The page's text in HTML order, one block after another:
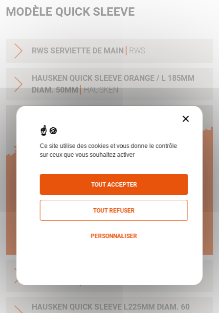
MODÈLE QUICK SLEEVE
RWS SERVIETTE DE MAIN RWS
HAUSKEN QUICK SLEEVE ORANGE / L 185MM
DIAM. 50MM HAUSKEN
1 AN
DE GARANTIE !
En savoir plus
HAUSKEN QUICK SLEEVE L225MM DIAM. 60
×
Ce site utilise des cookies et vous donne le contrôle
sur ceux que vous souhaitez activer
TOUT ACCEPTER
TOUT REFUSER
PERSONNALISER